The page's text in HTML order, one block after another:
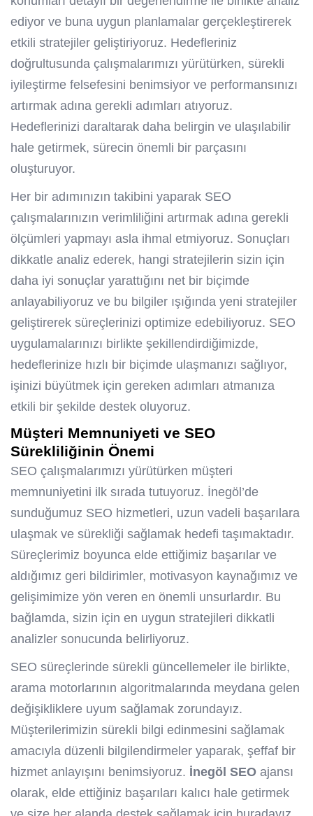
ediyor ve buna uygun planlamalar gerçekleştirerek
etkili stratejiler geliştiriyoruz. Hedefleriniz
doğrultusunda çalışmalarımızı yürütürken, sürekli
iyileştirme felsefesini benimsiyor ve performansınızı
artırmak adına gerekli adımları atıyoruz.
Hedeflerinizi daraltarak daha belirgin ve ulaşılabilir
hale getirmek, sürecin önemli bir parçasını
oluşturuyor.
Her bir adımınızın takibini yaparak SEO
çalışmalarınızın verimliliğini artırmak adına gerekli
ölçümleri yapmayı asla ihmal etmiyoruz. Sonuçları
dikkatle analiz ederek, hangi stratejilerin sizin için
daha iyi sonuçlar yarattığını net bir biçimde
anlayabiliyoruz ve bu bilgiler ışığında yeni stratejiler
geliştirerek süreçlerinizi optimize edebiliyoruz. SEO
uygulamalarınızı birlikte şekillendirdiğimizde,
hedeflerinize hızlı bir biçimde ulaşmanızı sağlıyor,
işinizi büyütmek için gereken adımları atmanıza
etkili bir şekilde destek oluyoruz.
Müşteri Memnuniyeti ve SEO
Sürekliliğinin Önemi
SEO çalışmalarımızı yürütürken müşteri
memnuniyetini ilk sırada tutuyoruz. İnegöl’de
sunduğumuz SEO hizmetleri, uzun vadeli başarılara
ulaşmak ve sürekliği sağlamak hedefi taşımaktadır.
Süreçlerimiz boyunca elde ettiğimiz başarılar ve
aldığımız geri bildirimler, motivasyon kaynağımız ve
gelişimimize yön veren en önemli unsurlardır. Bu
bağlamda, sizin için en uygun stratejileri dikkatli
analizler sonucunda belirliyoruz.
SEO süreçlerinde sürekli güncellemeler ile birlikte,
arama motorlarının algoritmalarında meydana gelen
değişikliklere uyum sağlamak zorundayız.
Müşterilerimizin sürekli bilgi edinmesini sağlamak
amacıyla düzenli bilgilendirmeler yaparak, şeffaf bir
hizmet anlayışını benimsiyoruz. İnegöl SEO ajansı
olarak, elde ettiğiniz başarıları kalıcı hale getirmek